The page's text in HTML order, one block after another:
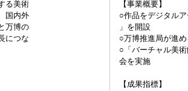
る美術
【事業概要】
国内外
○作品をデジタルア
万博の
」を開設
につな
○万博推進局が進め
○「バーチャル美術
会を実施
【成果指標】